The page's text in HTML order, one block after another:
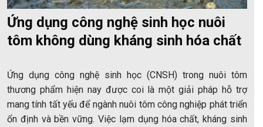
Ứng dụng công nghệ sinh học nuôi
tôm không dùng kháng sinh hóa chất
Ứng dụng công nghệ sinh học (CNSH) trong nuôi tôm
thương phẩm hiện nay được coi là một giải pháp hỗ trợ
mang tính tất yếu để ngành nuôi tôm công nghiệp phát triển
ổn định và bền vững. Việc lạm dụng hóa chất, kháng sinh